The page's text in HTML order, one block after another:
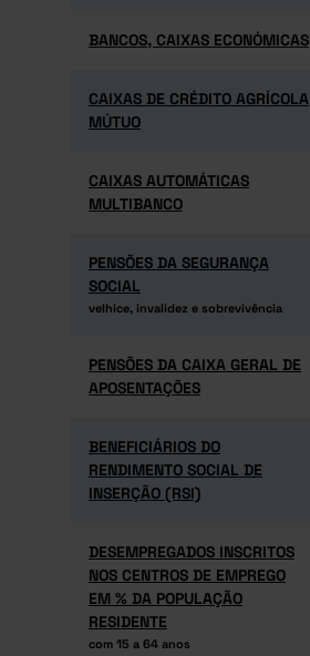
BANCOS, CAIXAS ECONÓMICAS
BANCOS, CAIXAS ECONÓMICAS
CAIXAS DE CRÉDITO AGRÍCOLA
MÚTUO
CAIXAS DE CRÉDITO AGRÍCOLA
MÚTUO
CAIXAS AUTOMÁTICAS
MULTIBANCO
CAIXAS AUTOMÁTICAS
MULTIBANCO
PENSÕES DA SEGURANÇA
SOCIAL
velhice, invalidez e sobrevivência
PENSÕES DA SEGURANÇA
SOCIAL
velhice, invalidez e sobrevivência
PENSÕES DA CAIXA GERAL DE
APOSENTAÇÕES
PENSÕES DA CAIXA GERAL DE
APOSENTAÇÕES
BENEFICIÁRIOS DO
RENDIMENTO SOCIAL DE
INSERÇÃO (RSI)
BENEFICIÁRIOS DO
RENDIMENTO SOCIAL DE
INSERÇÃO (RSI)
DESEMPREGADOS INSCRITOS
NOS CENTROS DE EMPREGO
EM % DA POPULAÇÃO
RESIDENTE
com 15 a 64 anos
DESEMPREGADOS INSCRITOS
NOS CENTROS DE EMPREGO
EM % DA POPULAÇÃO
RESIDENTE
com 15 a 64 anos